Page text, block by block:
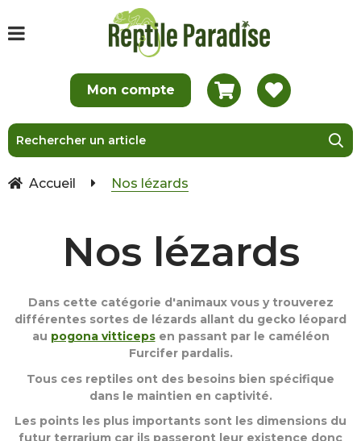
Accueil Nos lézards
Nos lézards
Dans cette catégorie d'animaux vous y trouverez
différentes sortes de lézards allant du gecko léopard
au pogona vitticepsen passant par le caméléon
Furcifer pardalis.
Tous ces reptiles ont des besoins bien spécifique
dans le maintien en captivité.
Les points les plus importants sont les dimensions du
futur terrarium car ils passeront leur existence donc